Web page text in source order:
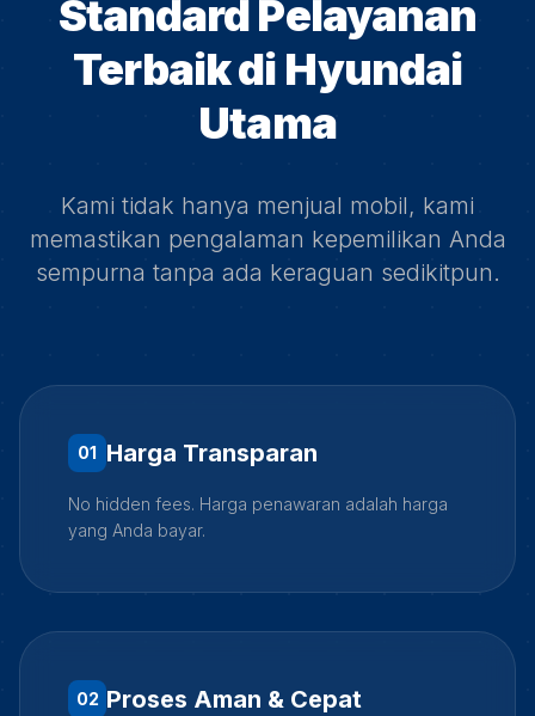
Standard Pelayanan
Terbaik di Hyundai
Utama
Kami tidak hanya menjual mobil, kami
memastikan pengalaman kepemilikan Anda
sempurna tanpa ada keraguan sedikitpun.
01 Harga Transparan
No hidden fees. Harga penawaran adalah harga
yang Anda bayar.
02 Proses Aman & Cepat